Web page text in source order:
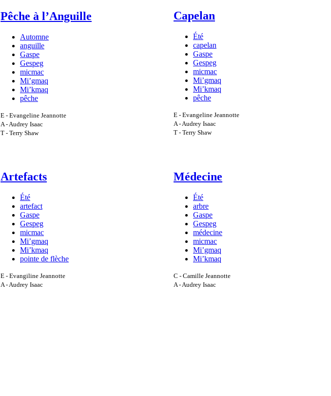
Pêche à l’Anguille
Automne
anguille
Gaspe
Gespeg
micmac
Mi’gmaq
Mi’kmaq
pêche
E - Evangeline Jeannotte
A - Audrey Isaac
T - Terry Shaw
Capelan
Été
capelan
Gaspe
Gespeg
micmac
Mi’gmaq
Mi’kmaq
pêche
E - Evangeline Jeannotte
A - Audrey Isaac
T - Terry Shaw
Artefacts
Été
artefact
Gaspe
Gespeg
micmac
Mi’gmaq
Mi’kmaq
pointe de flèche
E - Evangiline Jeannotte
A - Audrey Isaac
Médecine
Été
arbre
Gaspe
Gespeg
médecine
micmac
Mi’gmaq
Mi’kmaq
C - Camille Jeannotte
A - Audrey Isaac